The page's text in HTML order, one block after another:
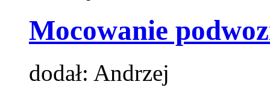
Mocowanie
dodał: Andrzej